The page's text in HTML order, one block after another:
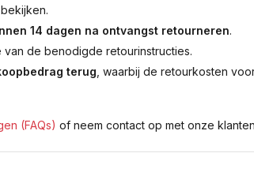
14 dagen na ontvangst retourneren.
de benodigde retourinstructies.
terug , waarbij de retourkosten
(FAQs) of neem contact op met onze